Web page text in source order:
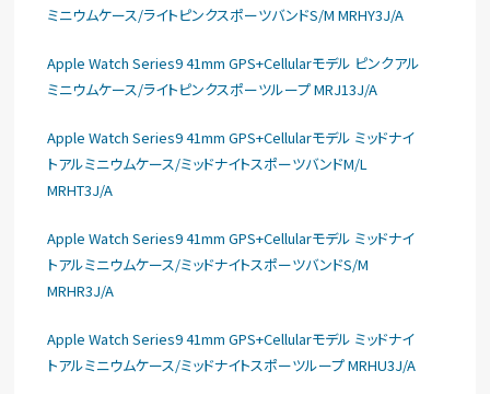
ミニウムケース/ライトピンクスポーツバンドS/M MRHY3J/A
Apple Watch Series9 41mm GPS+Cellularモデル ピンクアル
ミニウムケース/ライトピンクスポーツループ MRJ13J/A
Apple Watch Series9 41mm GPS+Cellularモデル ミッドナイ
トアルミニウムケース/ミッドナイトスポーツバンドM/L
MRHT3J/A
Apple Watch Series9 41mm GPS+Cellularモデル ミッドナイ
トアルミニウムケース/ミッドナイトスポーツバンドS/M
MRHR3J/A
Apple Watch Series9 41mm GPS+Cellularモデル ミッドナイ
トアルミニウムケース/ミッドナイトスポーツループ MRHU3J/A